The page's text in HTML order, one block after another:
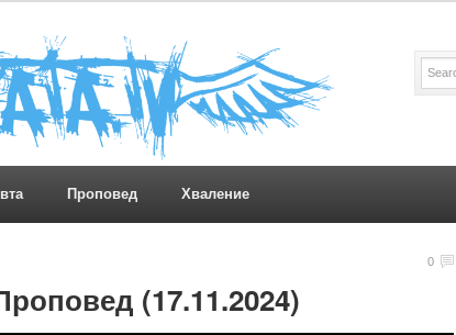
Проповед Хваление
0
(17.11.2024)